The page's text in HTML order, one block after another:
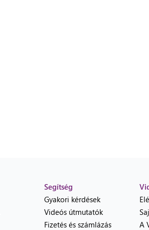
Segítség
Gyakori kérdések
Videós útmutatók
Fizetés és számlázás
A